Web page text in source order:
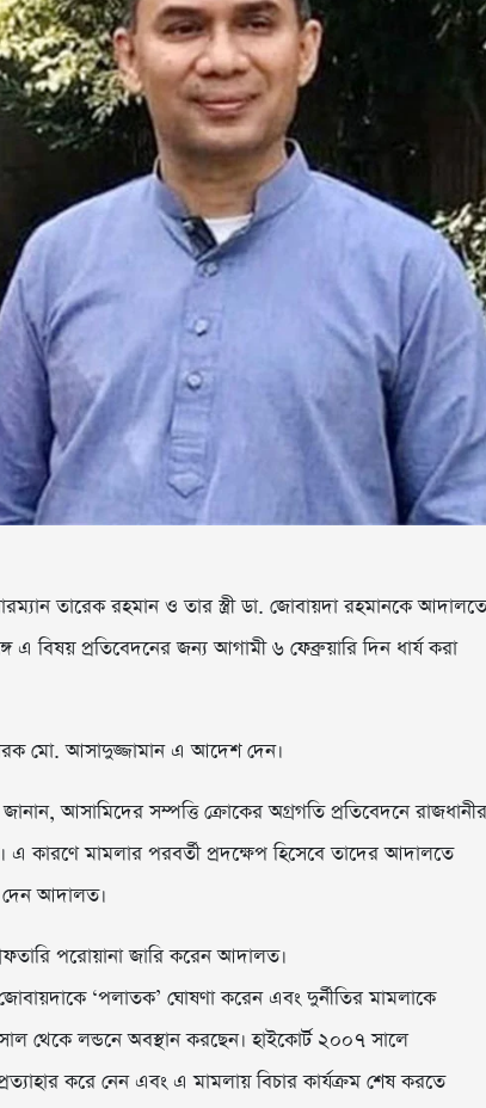
তারেক রহমান ও তার স্ত্রী ডা. জোবায়দা রহমানকে আদালতে
বিষয় প্রতিবেদনের জন্য আগামী ৬ ফেব্রুয়ারি দিন ধার্য করা
মো. আসাদুজ্জামান এ আদেশ দেন।
আসামিদের সম্পত্তি ক্রোকের অগ্রগতি প্রতিবেদনে রাজধানীর
এ কারণে মামলার পরবর্তী প্রদক্ষেপ হিসেবে তাদের আদালতে
দেন আদালত।
পরোয়ানা জারি করেন আদালত।
‘পলাতক’ ঘোষণা করেন এবং দুর্নীতির মামলাকে
থেকে লন্ডনে অবস্থান করছেন। হাইকোর্ট ২০০৭ সালে
করে নেন এবং এ মামলায় বিচার কার্যক্রম শেষ করতে